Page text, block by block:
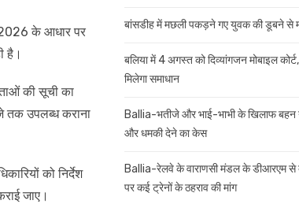
2026 के आधार पर
है।
की सूची का
तक उपलब्ध कराना
को निर्देश
जाए।
बांसडीह में मछली पकड़ने गए युवक की डूबने से
बलिया में 4 अगस्त को दिव्यांगजन मोबाइल
मिलेगा समाधान
Ballia-भतीजे और भाई-भाभी के खिलाफ बहन ने
और धमकी देने का केस
Ballia-रेलवे के वाराणसी मंडल के डीआरएम से
पर कई ट्रेनों के ठहराव की मांग